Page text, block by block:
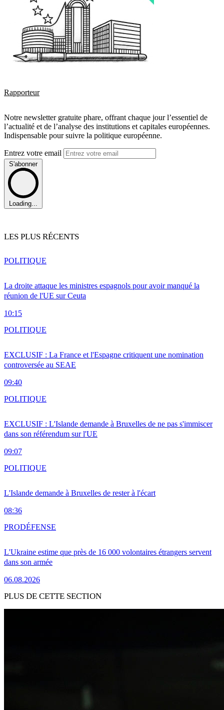
Rapporteur
Notre newsletter gratuite phare, offrant chaque jour l’essentiel de
l’actualité et de l’analyse des institutions et capitales européennes.
Indispensable pour suivre la politique européenne.
Entrez votre email
S'abonner
Loading...
LES PLUS RÉCENTS
La droite attaque les ministres espagnols pour avoir manqué la
réunion de l'UE sur Ceuta
10:15
POLITIQUE
EXCLUSIF : La France et l'Espagne critiquent une nomination
controversée au SEAE
09:40
POLITIQUE
EXCLUSIF : L'Islande demande à Bruxelles de ne pas s'immiscer
dans son référendum sur l'UE
09:07
POLITIQUE
L'Islande demande à Bruxelles de rester à l'écart
08:36
POLITIQUE
L'Ukraine estime que près de 16 000 volontaires étrangers servent
dans son armée
06.08.2026
PRODÉFENSE
PLUS DE CETTE SECTION